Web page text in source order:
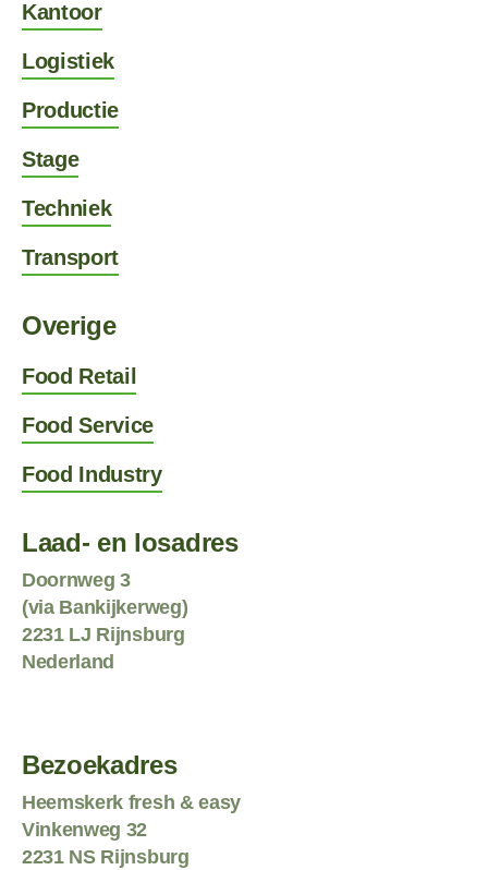
Kantoor
Logistiek
Productie
Stage
Techniek
Transport
Overige
Food Retail
Food Service
Food Industry
Laad- en losadres
Doornweg 3
(via Bankijkerweg)
2231 LJ Rijnsburg
Nederland
Bezoekadres
Heemskerk fresh & easy
Vinkenweg 32
2231 NS Rijnsburg